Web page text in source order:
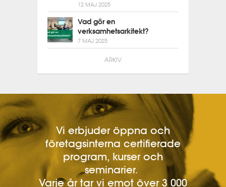
12 MAJ 2025
Vad gör en
verksamhetsarkitekt?
7 MAJ 2025
ARKIV
Vi erbjuder öppna och
företagsinterna certifierade
program, kurser och
seminarier.
Varje år tar vi emot över 3 000